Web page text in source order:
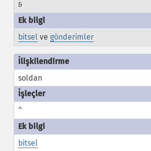
&
bitsel ve gönderimler
soldan
^
bitsel